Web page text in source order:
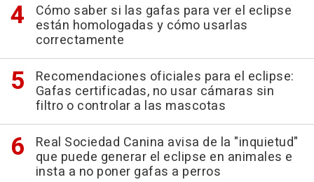
Cómo saber si las gafas para ver el eclipse
están homologadas y cómo usarlas
correctamente
Recomendaciones oficiales para el eclipse:
Gafas certificadas, no usar cámaras sin
filtro o controlar a las mascotas
Real Sociedad Canina avisa de la "inquietud"
que puede generar el eclipse en animales e
insta a no poner gafas a perros